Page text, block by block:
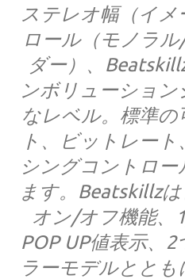
ステレオ幅（イメ
ロール（モノラ
ダー）、
ンボリューショ
なレベル。標準
ト、ビットレー
シングコントロ
ます。Beatskillz
オン/オフ機能、
POP UP値表示、
ラーモデルとと